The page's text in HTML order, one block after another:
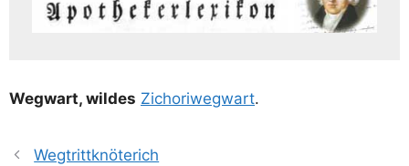
Weg­wart, wil­des Zicho­ri­weg­wart.
Wegtrittknöterich